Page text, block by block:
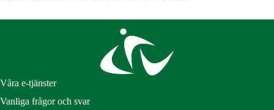
Våra e-tjänster
Vanliga frågor och svar